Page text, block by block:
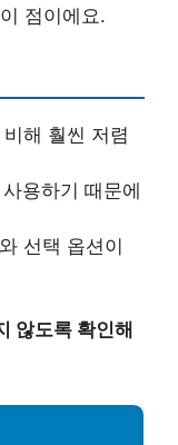
점이에요.
해 훨씬 저렴
용하기 때문에
선택 옵션이
않도록 확인해